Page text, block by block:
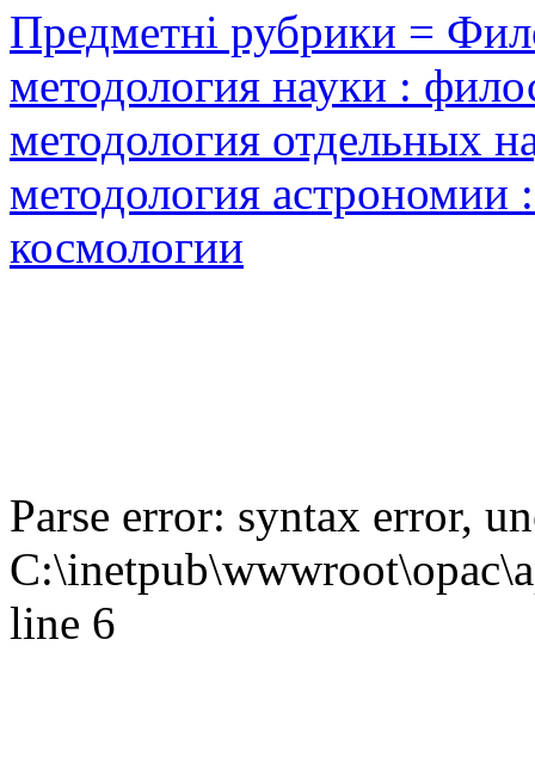
Предметні рубрики =
методология науки :
методология отдельных
методология
космологии
Parse error: syntax error,
line 6